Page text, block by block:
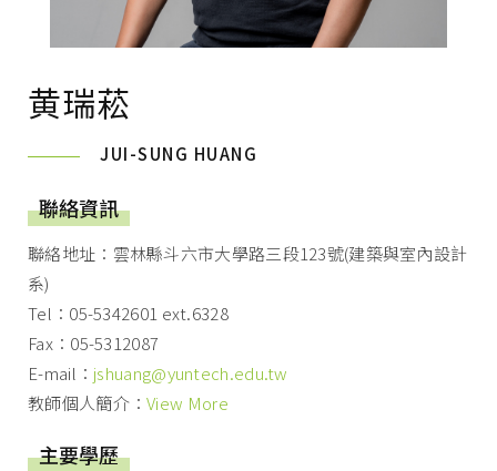
黄瑞菘
JUI-SUNG HUANG
聯絡資訊
聯絡地址：雲林縣斗六市大學路三段123號(建築與室內設計
系)
Tel：05-5342601 ext.6328
Fax：05-5312087
E-mail： jshuang@yuntech.edu.tw
教師個人簡介：View More
主要學歷